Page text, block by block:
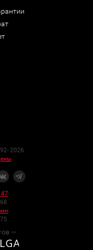
2026
47:
:
—